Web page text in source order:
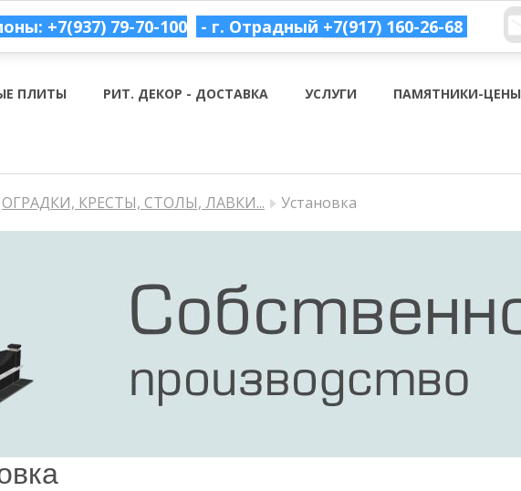
+7(937) 79-70-100 - г. Отрадный +7(917) 160-26-68
ПЛИТЫ РИТ. ДЕКОР - ДОСТАВКА УСЛУГИ ПАМЯТНИКИ-ЦЕНЫ
ОГРАДКИ, КРЕСТЫ, СТОЛЫ, ЛАВКИ... Установка